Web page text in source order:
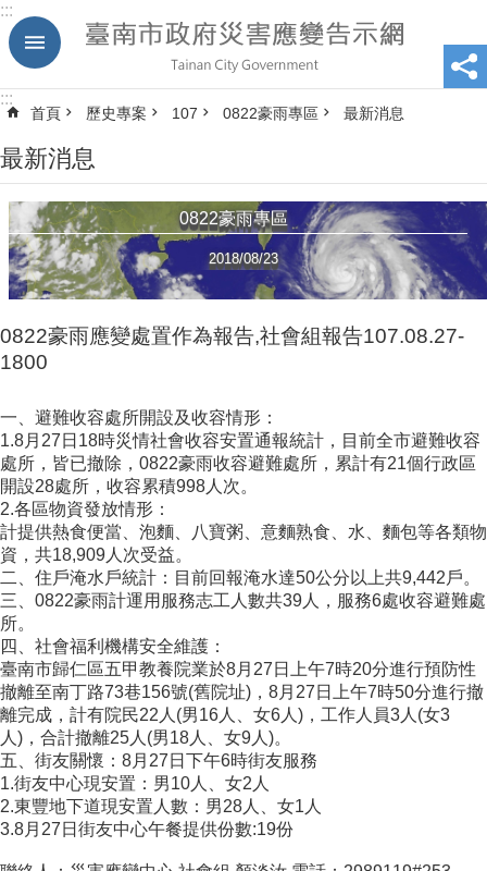
跳到主要內容區塊
:::
:::
首頁 歷史專案 107 0822豪雨專區 最新消息
最新消息
0822豪雨專區
2018/08/23
0822豪雨應變處置作為報告,社會組報告107.08.27-
1800
一、避難收容處所開設及收容情形：
1.8月27日18時災情社會收容安置通報統計，目前全市避難收容
處所，皆已撤除，0822豪雨收容避難處所，累計有21個行政區
開設28處所，收容累積998人次。
2.各區物資發放情形：
計提供熱食便當、泡麵、八寶粥、意麵熟食、水、麵包等各類物
資，共18,909人次受益。
二、住戶淹水戶統計：目前回報淹水達50公分以上共9,442戶。
三、0822豪雨計運用服務志工人數共39人，服務6處收容避難處
所。
四、社會福利機構安全維護：
臺南市歸仁區五甲教養院業於8月27日上午7時20分進行預防性
撤離至南丁路73巷156號(舊院址)，8月27日上午7時50分進行撤
離完成，計有院民22人(男16人、女6人)，工作人員3人(女3
人)，合計撤離25人(男18人、女9人)。
五、街友關懷：8月27日下午6時街友服務
1.街友中心現安置：男10人、女2人
2.東豐地下道現安置人數：男28人、女1人
3.8月27日街友中心午餐提供份數:19份